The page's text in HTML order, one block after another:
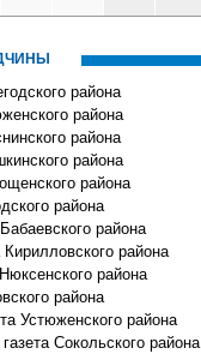
района
района
района
района
района
района
района
Кирилловского района
района
района
Устюженского района
газета Сокольского района